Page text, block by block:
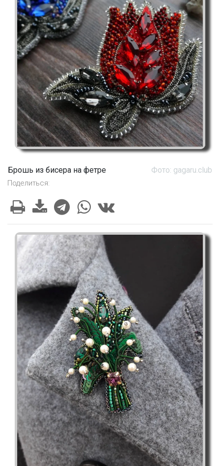
Брошь из бисера на фетре Фото: gagaru.club
Поделиться: